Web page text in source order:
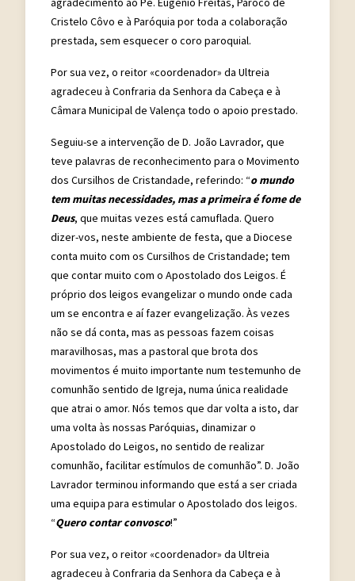
Cristelo Côvo e à Paróquia por toda a colaboração
prestada, sem esquecer o coro paroquial.
Por sua vez, o reitor «coordenador» da Ultreia
agradeceu à Confraria da Senhora da Cabeça e à
Câmara Municipal de Valença todo o apoio prestado.
Seguiu-se a intervenção de D. João Lavrador, que
teve palavras de reconhecimento para o Movimento
dos Cursilhos de Cristandade, referindo: “o mundo
tem muitas necessidades, mas a primeira é fome de
Deus, que muitas vezes está camuflada. Quero
dizer-vos, neste ambiente de festa, que a Diocese
conta muito com os Cursilhos de Cristandade; tem
que contar muito com o Apostolado dos Leigos. É
próprio dos leigos evangelizar o mundo onde cada
um se encontra e aí fazer evangelização. Às vezes
não se dá conta, mas as pessoas fazem coisas
maravilhosas, mas a pastoral que brota dos
movimentos é muito importante num testemunho de
comunhão sentido de Igreja, numa única realidade
que atrai o amor. Nós temos que dar volta a isto, dar
uma volta às nossas Paróquias, dinamizar o
Apostolado do Leigos, no sentido de realizar
comunhão, facilitar estímulos de comunhão”. D. João
Lavrador terminou informando que está a ser criada
uma equipa para estimular o Apostolado dos leigos.
“Quero contar convosco!”
Por sua vez, o reitor «coordenador» da Ultreia
agradeceu à Confraria da Senhora da Cabeça e à